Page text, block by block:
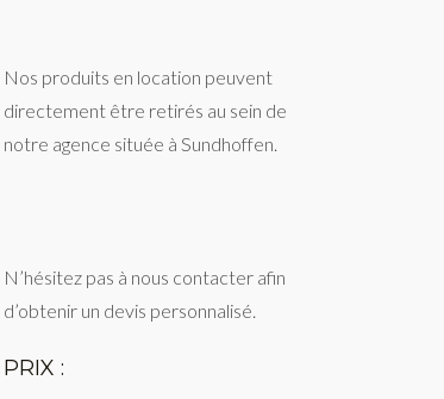
Nos produits en location peuvent
directement être retirés au sein de
notre agence située à Sundhoffen.
N’hésitez pas à nous contacter afin
d’obtenir un devis personnalisé.
PRIX :